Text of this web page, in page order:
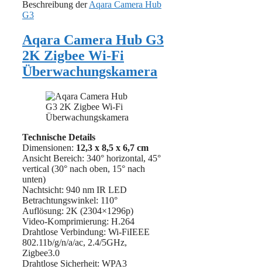
Beschreibung derAqara Camera Hub
G3
Aqara Camera Hub G3
2K Zigbee Wi-Fi
Überwachungskamera
Technische Details
Dimensionen: 12,3 x 8,5 x 6,7 cm
Ansicht Bereich: 340° horizontal, 45°
vertical (30° nach oben, 15° nach
unten)
Nachtsicht: 940 nm IR LED
Betrachtungswinkel: 110°
Auflösung: 2K (2304×1296p)
Video-Komprimierung: H.264
Drahtlose Verbindung: Wi-FiIEEE
802.11b/g/n/a/ac, 2.4/5GHz,
Zigbee3.0
Drahtlose Sicherheit: WPA3